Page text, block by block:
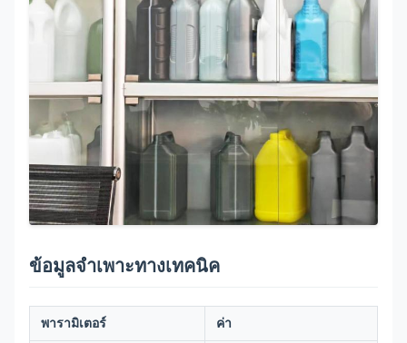
ข้อมูลจำเพาะทางเทคนิค
พารามิเตอร์ ค่า